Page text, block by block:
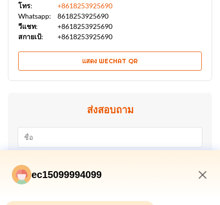
โทร:
+8618253925690
Whatsapp:
8618253925690
วีแชท:
+8618253925690
สกายเป้:
+8618253925690
แสดง WECHAT QR
ส่งสอบถาม
ec15099994099